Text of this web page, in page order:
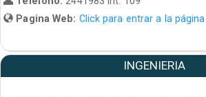
Pagina Web: Click para entrar a la página
INGENIERIA